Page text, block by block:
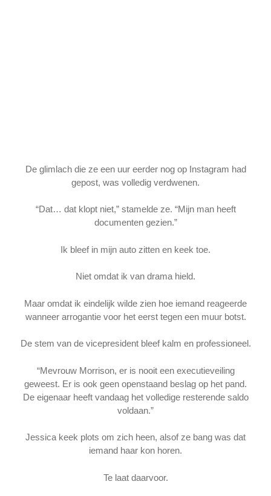
De glimlach die ze een uur eerder nog op Instagram had
gepost, was volledig verdwenen.
“Dat… dat klopt niet,” stamelde ze. “Mijn man heeft
documenten gezien.”
Ik bleef in mijn auto zitten en keek toe.
Niet omdat ik van drama hield.
Maar omdat ik eindelijk wilde zien hoe iemand reageerde
wanneer arrogantie voor het eerst tegen een muur botst.
De stem van de vicepresident bleef kalm en professioneel.
“Mevrouw Morrison, er is nooit een executieveiling
geweest. Er is ook geen openstaand beslag op het pand.
De eigenaar heeft vandaag het volledige resterende saldo
voldaan.”
Jessica keek plots om zich heen, alsof ze bang was dat
iemand haar kon horen.
Te laat daarvoor.